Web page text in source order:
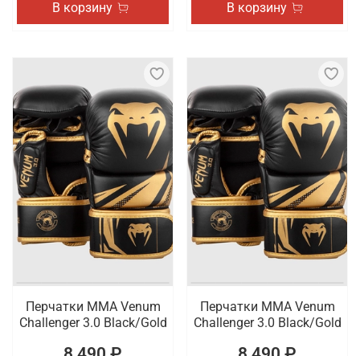
В корзину В корзину
Перчатки ММА Venum
Challenger 3.0 Black/Gold
Перчатки ММА Venum
Challenger 3.0 Black/Gold